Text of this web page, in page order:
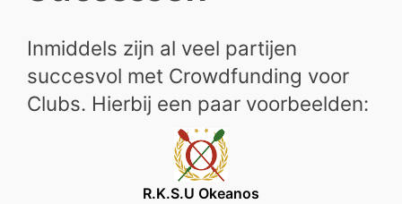
Inmiddels zijn al veel partijen
succesvol met Crowdfunding voor
Clubs. Hierbij een paar voorbeelden:
R.K.S.U Okeanos